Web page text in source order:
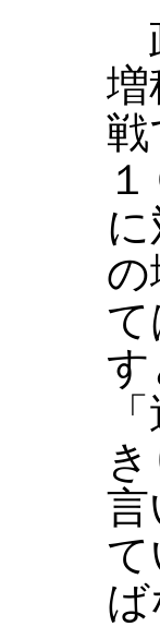
増
戦
の
て
言
ば